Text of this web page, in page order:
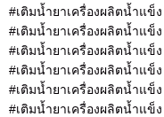
#เติมน้ำยาเครื่องผลิตน้ำแข็
#เติมน้ำยาเครื่องผลิตน้ำแข็
#เติมน้ำยาเครื่องผลิตน้ำแข็
#เติมน้ำยาเครื่องผลิตน้ำแข็
#เติมน้ำยาเครื่องผลิตน้ำแข็
#เติมน้ำยาเครื่องผลิตน้ำแข็